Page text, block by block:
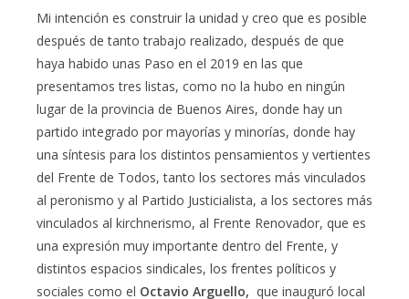
Mi intención es construir la unidad y creo que es posible
después de tanto trabajo realizado, después de que
haya habido unas Paso en el 2019 en las que
presentamos tres listas, como no la hubo en ningún
lugar de la provincia de Buenos Aires, donde hay un
partido integrado por mayorías y minorías, donde hay
una síntesis para los distintos pensamientos y vertientes
del Frente de Todos, tanto los sectores más vinculados
al peronismo y al Partido Justicialista, a los sectores más
vinculados al kirchnerismo, al Frente Renovador, que es
una expresión muy importante dentro del Frente, y
distintos espacios sindicales, los frentes políticos y
sociales como el Octavio Arguello, que inauguró local